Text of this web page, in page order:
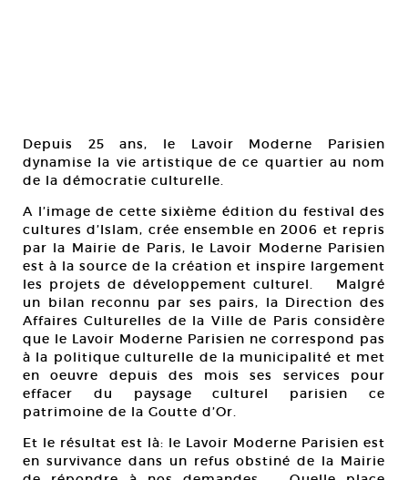
Depuis 25 ans, le Lavoir Moderne Parisien
dynamise la vie artistique de ce quartier au nom
de la démocratie culturelle.
A l’image de cette sixième édition du festival des
cultures d’Islam, crée ensemble en 2006 et repris
par la Mairie de Paris, le Lavoir Moderne Parisien
est à la source de la création et inspire largement
les projets de développement culturel. Malgré
un bilan reconnu par ses pairs, la Direction des
Affaires Culturelles de la Ville de Paris considère
que le Lavoir Moderne Parisien ne correspond pas
à la politique culturelle de la municipalité et met
en oeuvre depuis des mois ses services pour
effacer du paysage culturel parisien ce
patrimoine de la Goutte d’Or.
Et le résultat est là: le Lavoir Moderne Parisien est
en survivance dans un refus obstiné de la Mairie